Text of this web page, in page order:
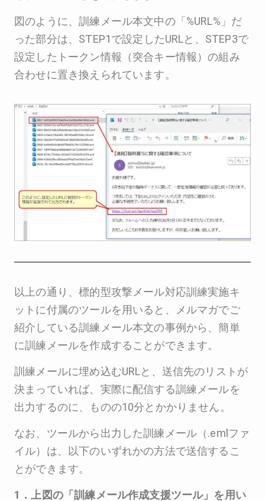
図のように、訓練メール本文中の「%URL%」だ
った部分は、STEP1で設定したURLと、STEP3で
設定したトークン情報（突合キー情報）の組み
合わせに置き換えられています。
以上の通り、標的型攻撃メール対応訓練実施キ
ットに付属のツールを用いると、メルマガでご
紹介している訓練メール本文の事例から、簡単
に訓練メールを作成することができます。
訓練メールに埋め込むURLと、送信先のリストが
決まっていれば、実際に配信する訓練メールを
出力するのに、ものの10分とかかりません。
なお、ツールから出力した訓練メール（.emlファ
イル）は、以下のいずれかの方法で送信するこ
とができます。
1．上図の「訓練メール作成支援ツール」を用い